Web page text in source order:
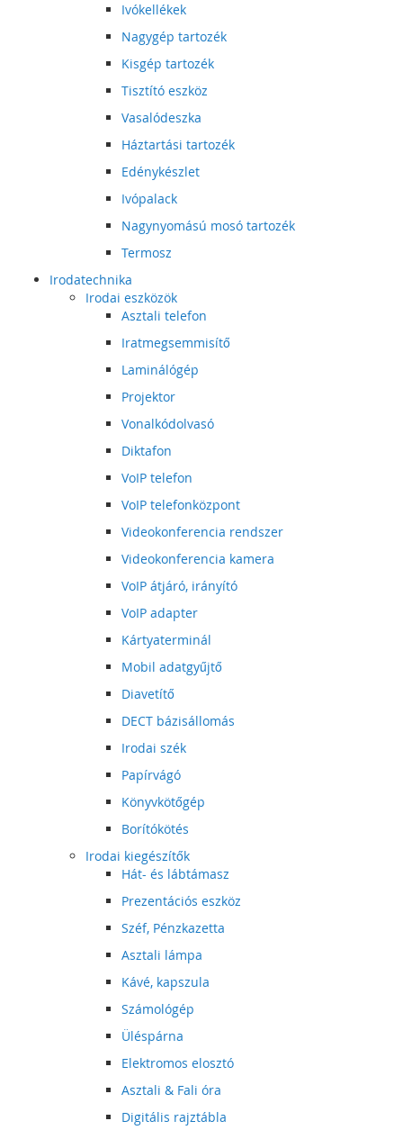
Ivókellékek
Nagygép tartozék
Kisgép tartozék
Tisztító eszköz
Vasalódeszka
Háztartási tartozék
Edénykészlet
Ivópalack
Nagynyomású mosó tartozék
Termosz
Irodatechnika
Irodai eszközök
Asztali telefon
Iratmegsemmisítő
Laminálógép
Projektor
Vonalkódolvasó
Diktafon
VoIP telefon
VoIP telefonközpont
Videokonferencia rendszer
Videokonferencia kamera
VoIP átjáró, irányító
VoIP adapter
Kártyaterminál
Mobil adatgyűjtő
Diavetítő
DECT bázisállomás
Irodai szék
Papírvágó
Könyvkötőgép
Borítókötés
Irodai kiegészítők
Hát- és lábtámasz
Prezentációs eszköz
Széf, Pénzkazetta
Asztali lámpa
Kávé, kapszula
Számológép
Üléspárna
Elektromos elosztó
Asztali & Fali óra
Digitális rajztábla